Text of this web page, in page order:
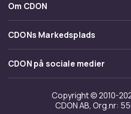
Kontakt os
Tilbagekaldelser
Maerke
Om CDON
Om os
Kundeanmeldelser
Arbejd på CDON
Investor relations
Tilgængelighed
CDONs Markedsplads
Merchant Help Center
CDON på sociale medier
Copyright © 2010-
CDON AB, Org.nr: